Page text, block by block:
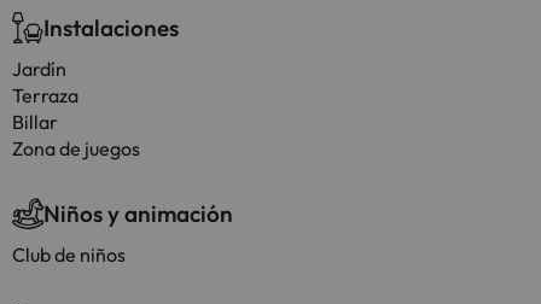
Instalaciones
Jardín
Terraza
Billar
Zona de juegos
Niños y animación
Club de niños